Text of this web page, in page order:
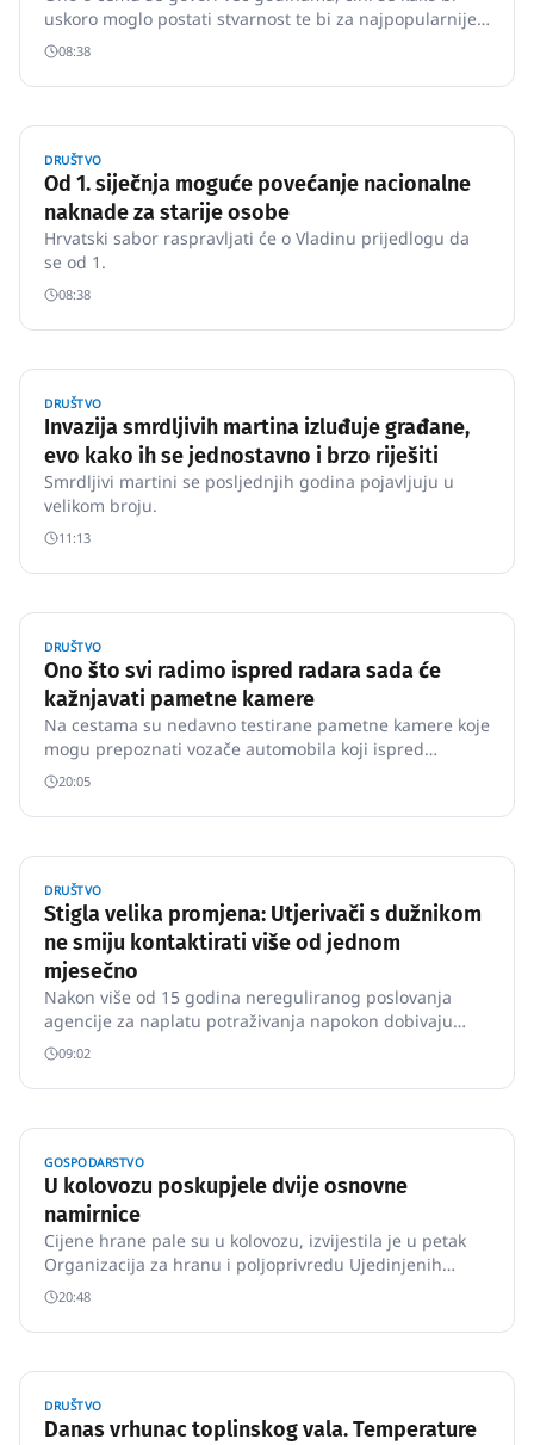
uskoro moglo postati stvarnost te bi za najpopularnije
društvene mreže za koji mjesec dana mogli plaćati
mjesečnu pretplatu.
08:38
DRUŠTVO
Od 1. siječnja moguće povećanje nacionalne
naknade za starije osobe
Hrvatski sabor raspravljati će o Vladinu prijedlogu da
se od 1.
08:38
DRUŠTVO
Invazija smrdljivih martina izluđuje građane,
evo kako ih se jednostavno i brzo riješiti
Smrdljivi martini se posljednjih godina pojavljuju u
velikom broju.
11:13
DRUŠTVO
Ono što svi radimo ispred radara sada će
kažnjavati pametne kamere
Na cestama su nedavno testirane pametne kamere koje
mogu prepoznati vozače automobila koji ispred
policijskih radara usporavaju ili nakon radara
ubrzavaju.
20:05
DRUŠTVO
Stigla velika promjena: Utjerivači s dužnikom
ne smiju kontaktirati više od jednom
mjesečno
Nakon više od 15 godina nereguliranog poslovanja
agencije za naplatu potraživanja napokon dobivaju
regulatore, a dužnici adrese na koje se mogu žaliti
smatraju li da su njihova prava povrijeđena, a da te
adrese nisu – sud, piše u subotu Večernji list.
09:02
GOSPODARSTVO
U kolovozu poskupjele dvije osnovne
namirnice
Cijene hrane pale su u kolovozu, izvijestila je u petak
Organizacija za hranu i poljoprivredu Ujedinjenih
naroda (FAO), istaknuvši znatno pojeftinjenje mlijeka i
mliječnih proizvoda, biljnih ulja i mesa koje je
prevagnulo nad poskupljenjem riže i šećera.
20:48
DRUŠTVO
Danas vrhunac toplinskog vala. Temperature